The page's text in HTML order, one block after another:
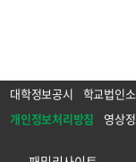
대학정보공시 학교법인
개인정보처리방침
영상